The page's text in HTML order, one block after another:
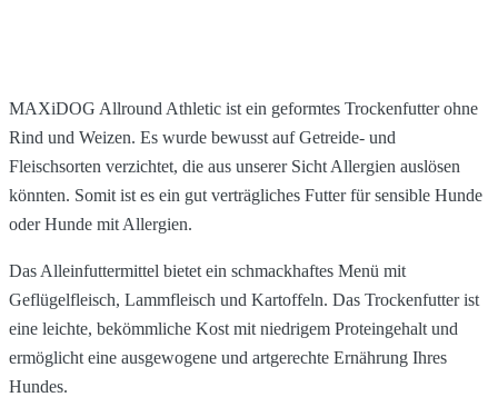
MAXiDOG Allround Athletic ist ein geformtes Trockenfutter ohne
Rind und Weizen. Es wurde bewusst auf Getreide- und
Fleischsorten verzichtet, die aus unserer Sicht Allergien auslösen
könnten. Somit ist es ein gut verträgliches Futter für sensible Hunde
oder Hunde mit Allergien.
Das Alleinfuttermittel bietet ein schmackhaftes Menü mit
Geflügelfleisch, Lammfleisch und Kartoffeln. Das Trockenfutter ist
eine leichte, bekömmliche Kost mit niedrigem Proteingehalt und
ermöglicht eine ausgewogene und artgerechte Ernährung Ihres
Hundes.